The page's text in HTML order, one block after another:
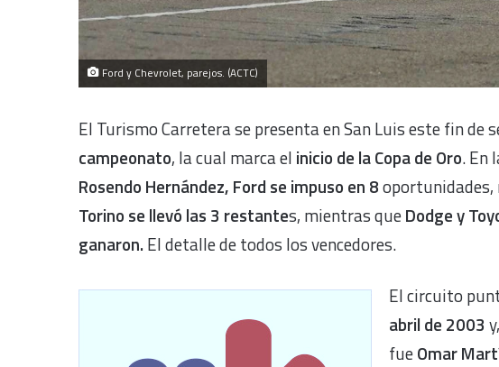
Ford y Chevrolet, parejos. (ACTC)
El Turismo Carretera se presenta en San Luis este fin de
campeonato, la cual marca el inicio de la Copa de Oro. En
Rosendo Hernández, Ford se impuso en 8
Torino se llevó las 3 restantes, mientras queDodge y
ganaron. El detalle de todos los vencedores.
El circuito
abril de 2003
fueOmar